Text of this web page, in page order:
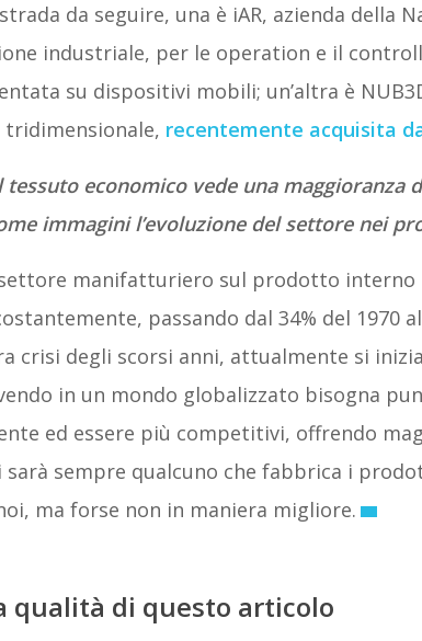
da seguire, una è iAR, azienda della
industriale, per le operation e il
su dispositivi mobili; un’altra è
tridimensionale, recentemente acquisita
tessuto economico vede una maggioranza
immagini l’evoluzione del settore nei
manifatturiero sul prodotto interno
passando dal 34% del 1970 al
crisi degli scorsi anni, attualmente si
in un mondo globalizzato bisogna
ed essere più competitivi, offrendo
sarà sempre qualcuno che fabbrica i
ma forse non in maniera migliore.
qualità di questo articolo